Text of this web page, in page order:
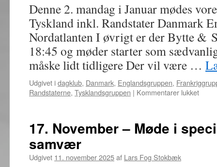
Denne 2. mandag i Januar mødes
Tyskland inkl. Randstater Danmark
Nordatlanten I øvrigt er der Bytte &
18:45 og møder starter som
måske lidt tidligere Der vil være …
Udgivet idagklub, Danmark, Englandsgruppen,
Randstaterne, Tysklandsgruppen | Kommentarer lukkettil
Møde
17. November – Møde i
samvær
Udgivet 11. november 2025af Lars Fog Stokbæk